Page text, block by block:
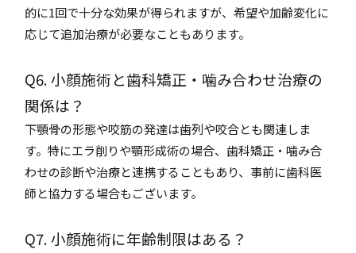
的に1回で十分な効果が得られますが、希望や加齢変化に
応じて追加治療が必要なこともあります。
Q6. 小顔施術と歯科矯正・噛み合わせ治療の
関係は？
下顎骨の形態や咬筋の発達は歯列や咬合とも関連しま
す。特にエラ削りや顎形成術の場合、歯科矯正・噛み合
わせの診断や治療と連携することもあり、事前に歯科医
師と協力する場合もございます。
Q7. 小顔施術に年齢制限はある？